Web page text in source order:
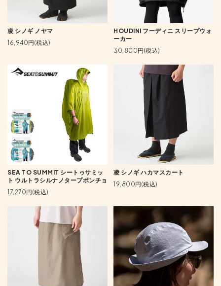
凌 シノギ ノヤマ
16,940円(税込)
HOUDINI フーディニ スリープウォ
ーカー
30,800円(税込)
SEA TO SUMMIT シートゥサミッ
ト ウルトラシルナノタープポンチョ
17,270円(税込)
凌 シノギ ハカマスカート
19,800円(税込)